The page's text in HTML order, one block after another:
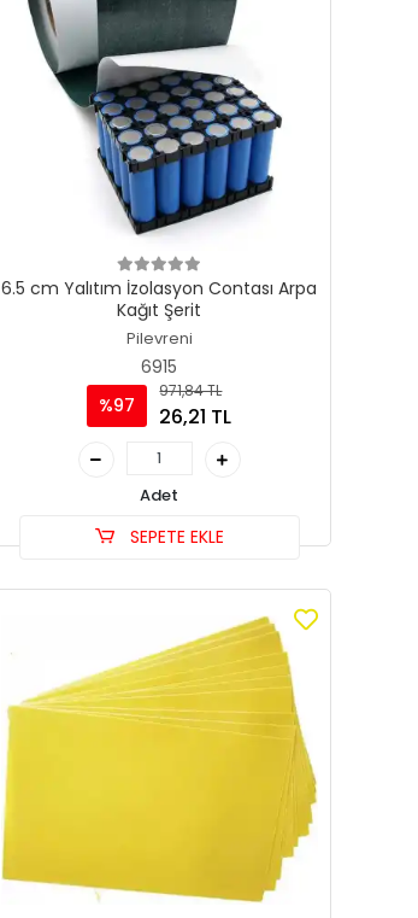
6.5 cm Yalıtım İzolasyon Contası Arpa
Kağıt Şerit
Pilevreni
6915
%97
971,84 TL
26,21 TL
Adet
SEPETE EKLE